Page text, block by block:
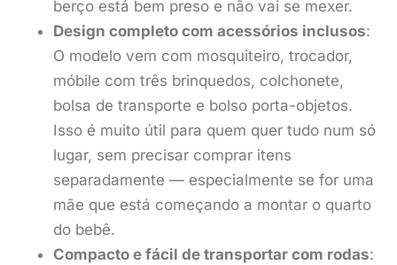
berço está bem preso e não vai se mexer.
Design completo com acessórios inclusos:
O modelo vem com mosquiteiro, trocador,
móbile com três brinquedos, colchonete,
bolsa de transporte e bolso porta-objetos.
Isso é muito útil para quem quer tudo num só
lugar, sem precisar comprar itens
separadamente — especialmente se for uma
mãe que está começando a montar o quarto
do bebê.
Compacto e fácil de transportar com rodas: